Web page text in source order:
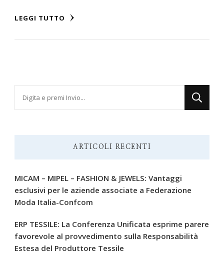
LEGGI TUTTO
ARTICOLI RECENTI
MICAM – MIPEL – FASHION & JEWELS: Vantaggi
esclusivi per le aziende associate a Federazione
Moda Italia-Confcom
ERP TESSILE: La Conferenza Unificata esprime parere
favorevole al provvedimento sulla Responsabilità
Estesa del Produttore Tessile